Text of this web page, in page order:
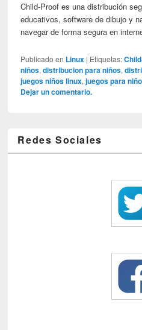
Child-Proof es una distribución
educativos, software de dibujo y
navegar de forma segura en
Publicado en Linux | Etiquetas:
niños,distribucion para niños,
juegos niños linux,juegos para
Dejar un comentario.
Redes Sociales